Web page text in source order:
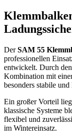
DerSAM 55
professionellen
entwickelt. Durch den
Kombination mit
besonders stabile
Ein großer Vorteil
klassische Systeme
flexibel und
im Wintereinsatz.